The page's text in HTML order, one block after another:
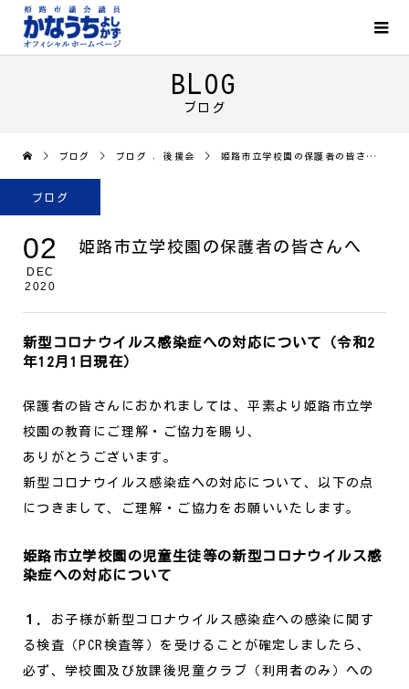
BLOG
ブログ
ブログ ブログ ,後援会 姫路市立学校園の保護者の皆さんへ
ブログ
02
DEC
2020
姫路市立学校園の保護者の皆さんへ
新型コロナウイルス感染症への対応について（令和2
年12月1日現在）
保護者の皆さんにおかれましては、平素より姫路市立学
校園の教育にご理解・ご協力を賜り、
ありがとうございます。
新型コロナウイルス感染症への対応について、以下の点
につきまして、ご理解・ご協力をお願いいたします。
姫路市立学校園の児童生徒等の新型コロナウイルス感
染症への対応について
１． お子様が新型コロナウイルス感染症への感染に関す
る検査（PCR検査等）を受けることが確定しましたら、
必ず、学校園及び放課後児童クラブ（利用者のみ）への